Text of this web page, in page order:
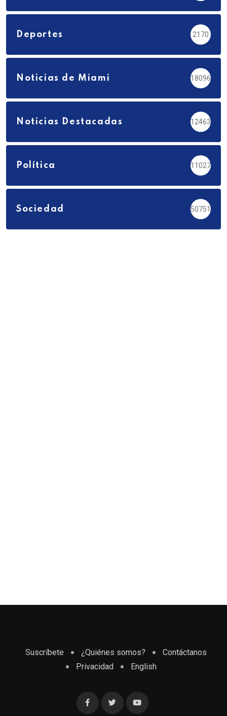
Deportes 2170
Noticias de Miami 18096
Noticias Destacadas 12463
Política 11027
Sociedad 50751
Suscríbete ¿Quiénes somos?
Contáctanos
Privacidad
English